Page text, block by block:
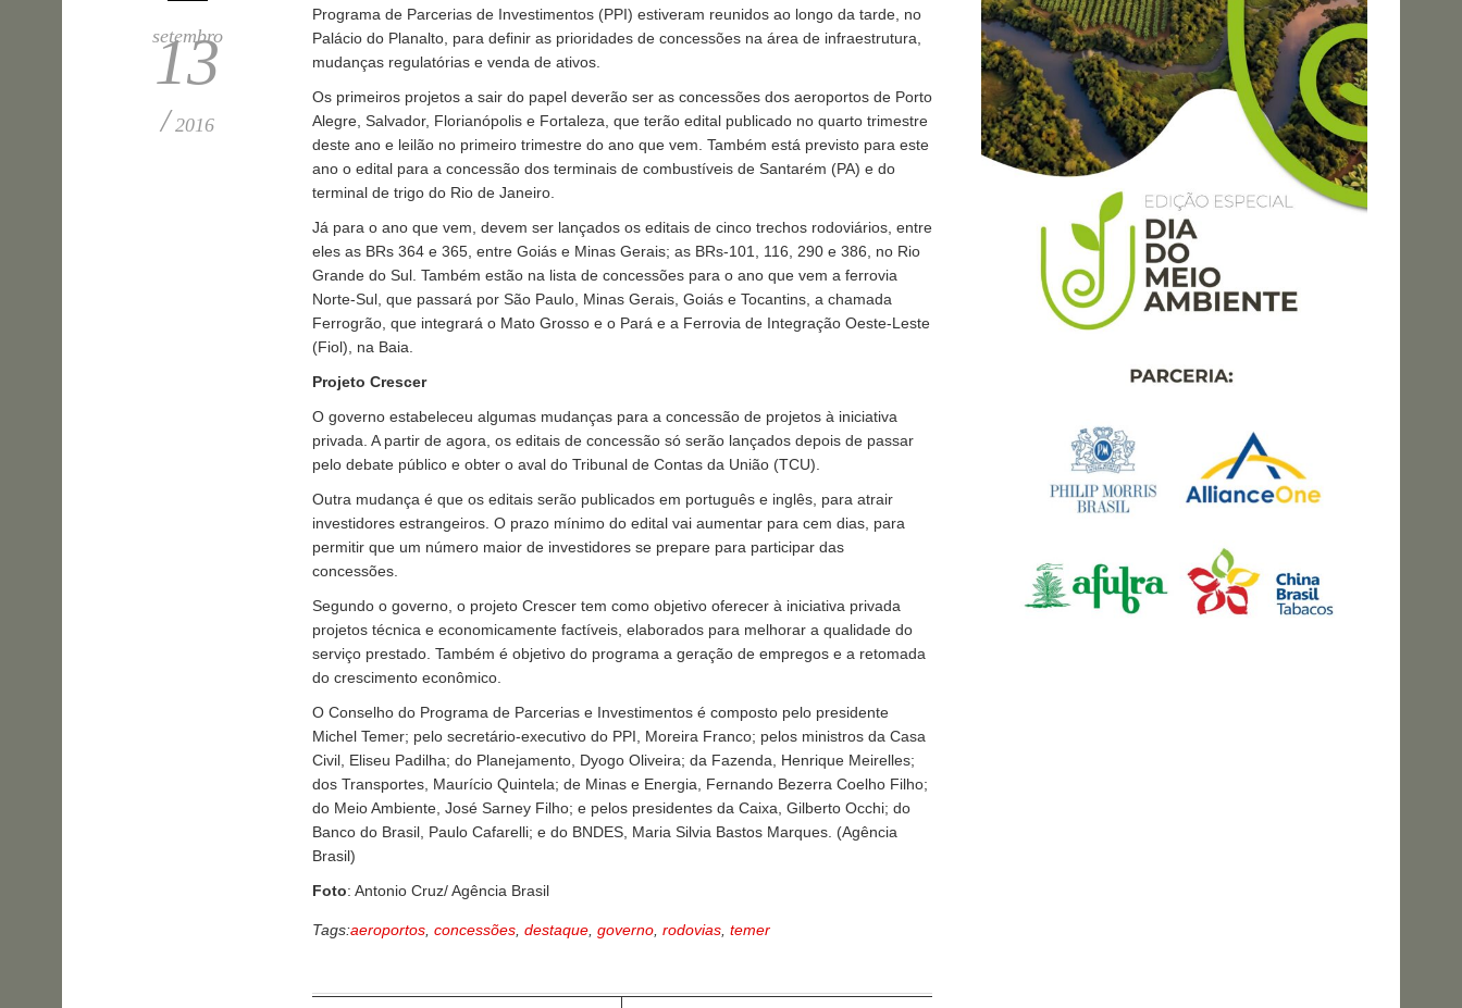
setembro
13
/ 2016
Programa de Parcerias de Investimentos (PPI) estiveram reunidos ao longo da tarde, no
Palácio do Planalto, para definir as prioridades de concessões na área de infraestrutura,
mudanças regulatórias e venda de ativos.
Os primeiros projetos a sair do papel deverão ser as concessões dos aeroportos de Porto
Alegre, Salvador, Florianópolis e Fortaleza, que terão edital publicado no quarto trimestre
deste ano e leilão no primeiro trimestre do ano que vem. Também está previsto para este
ano o edital para a concessão dos terminais de combustíveis de Santarém (PA) e do
terminal de trigo do Rio de Janeiro.
Já para o ano que vem, devem ser lançados os editais de cinco trechos rodoviários, entre
eles as BRs 364 e 365, entre Goiás e Minas Gerais; as BRs-101, 116, 290 e 386, no Rio
Grande do Sul. Também estão na lista de concessões para o ano que vem a ferrovia
Norte-Sul, que passará por São Paulo, Minas Gerais, Goiás e Tocantins, a chamada
Ferrogrão, que integrará o Mato Grosso e o Pará e a Ferrovia de Integração Oeste-Leste
(Fiol), na Baia.
Projeto Crescer
O governo estabeleceu algumas mudanças para a concessão de projetos à iniciativa
privada. A partir de agora, os editais de concessão só serão lançados depois de passar
pelo debate público e obter o aval do Tribunal de Contas da União (TCU).
Outra mudança é que os editais serão publicados em português e inglês, para atrair
investidores estrangeiros. O prazo mínimo do edital vai aumentar para cem dias, para
permitir que um número maior de investidores se prepare para participar das
concessões.
Segundo o governo, o projeto Crescer tem como objetivo oferecer à iniciativa privada
projetos técnica e economicamente factíveis, elaborados para melhorar a qualidade do
serviço prestado. Também é objetivo do programa a geração de empregos e a retomada
do crescimento econômico.
O Conselho do Programa de Parcerias e Investimentos é composto pelo presidente
Michel Temer; pelo secretário-executivo do PPI, Moreira Franco; pelos ministros da Casa
Civil, Eliseu Padilha; do Planejamento, Dyogo Oliveira; da Fazenda, Henrique Meirelles;
dos Transportes, Maurício Quintela; de Minas e Energia, Fernando Bezerra Coelho Filho;
do Meio Ambiente, José Sarney Filho; e pelos presidentes da Caixa, Gilberto Occhi; do
Banco do Brasil, Paulo Cafarelli; e do BNDES, Maria Silvia Bastos Marques. (Agência
Brasil)
Foto: Antonio Cruz/ Agência Brasil
Tags:aeroportos concessões destaque governo rodovias temer